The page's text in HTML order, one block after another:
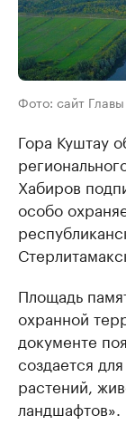
Фото: сайт
Гора Куштау
Хабиров
особо
Площадь
охранной
документе
создается
растений,
ландшафтов».